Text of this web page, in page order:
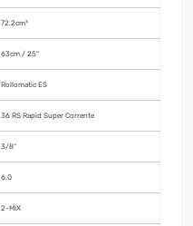
72,2cm³
63cm / 25"
Rollomatic ES
36 RS Rapid Super Corrente
3/8“
6,0
2-MIX